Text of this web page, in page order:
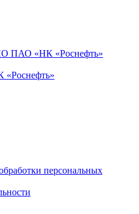
ПАО «НК «Роснефть»
персональных